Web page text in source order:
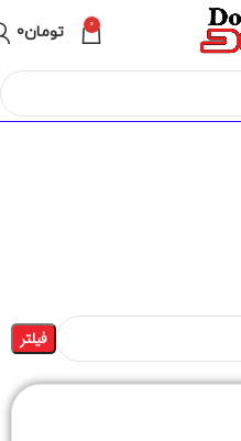
0 تومان0
فیلتر